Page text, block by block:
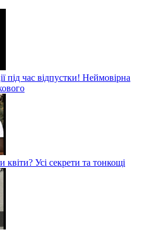
під час відпустки! Неймовірна
Усі секрети та тонкощі